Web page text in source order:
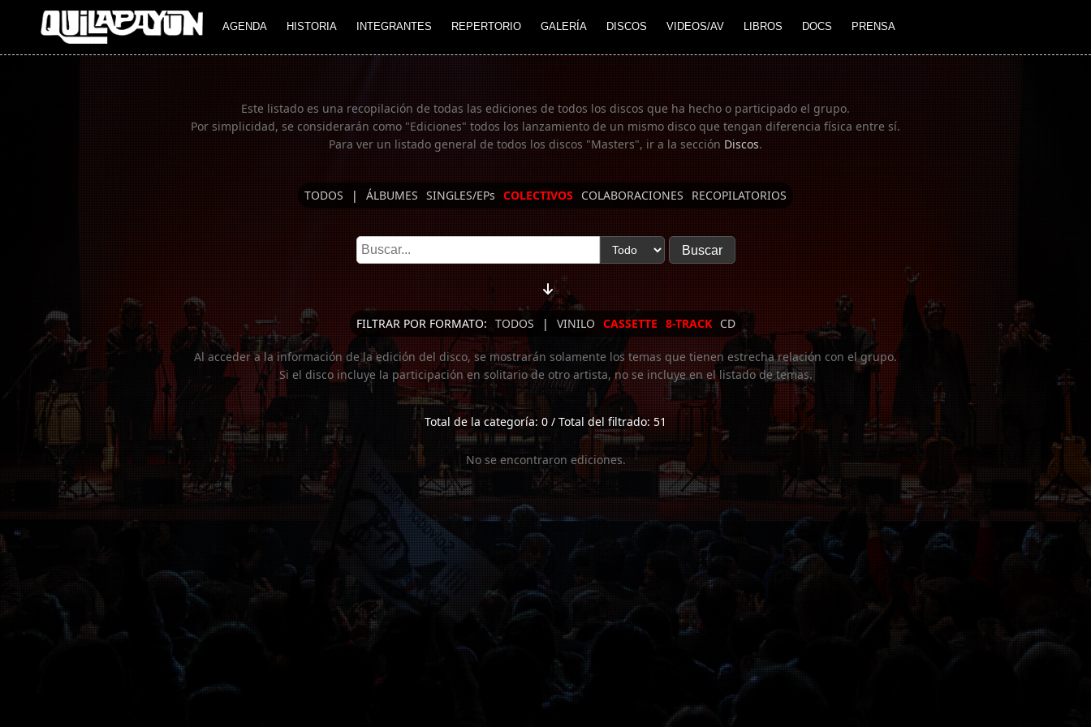
AGENDA HISTORIA INTEGRANTES REPERTORIO GALERÍA DISCOS VIDEOS/AV LIBROS DOCS PRENSA
Imagen 01
Este listado es una recopilación de todas las ediciones de todos los discos que ha hecho o participado el grupo.
Por simplicidad, se considerarán como "Ediciones" todos los lanzamiento de un mismo disco que tengan diferencia física entre sí.
Para ver un listado general de todos los discos "Masters", ir a la secciónDiscos.
TODOS | ÁLBUMES SINGLES/EPs COLECTIVOS COLABORACIONES RECOPILATORIOS
FILTRAR POR FORMATO: TODOS | VINILO CASSETTE 8-TRACK CD
Al acceder a la información de la edición del disco, se mostrarán solamente los temas que tienen estrecha relación con el grupo.
Si el disco incluye la participación en solitario de otro artista, no se incluye en el listado de temas.
Total de la categoría: 0 / Total del filtrado: 51
No se encontraron ediciones.